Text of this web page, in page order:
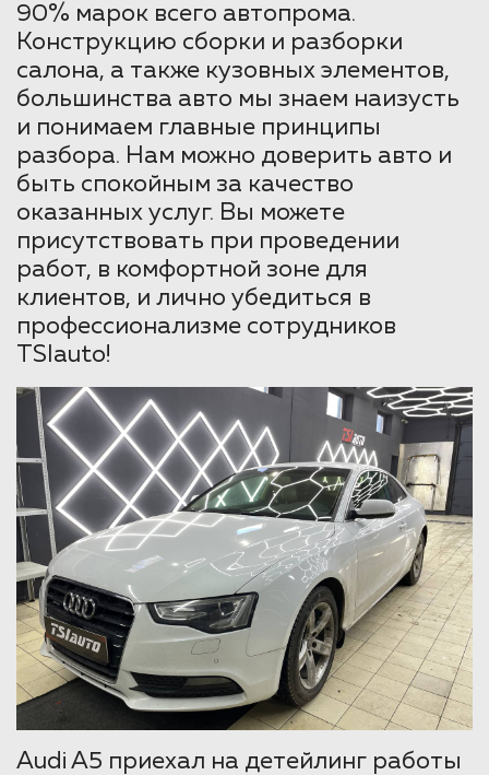
90% марок всего автопрома.
Конструкцию сборки и разборки
салона, а также кузовных элементов,
большинства авто мы знаем наизусть
и понимаем главные принципы
разбора. Нам можно доверить авто и
быть спокойным за качество
оказанных услуг. Вы можете
присутствовать при проведении
работ, в комфортной зоне для
клиентов, и лично убедиться в
профессионализме сотрудников
TSIauto!
Audi A5 приехал на детейлинг работы